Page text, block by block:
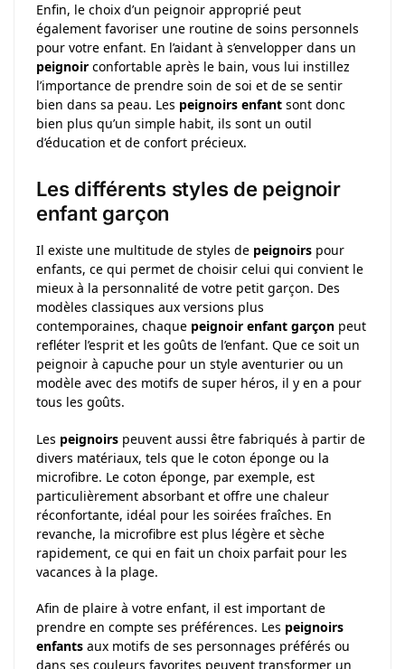
Enfin, le choix d’un peignoir approprié peut
également favoriser une routine de soins personnels
pour votre enfant. En l’aidant à s’envelopper dans un
peignoir confortable après le bain, vous lui instillez
l’importance de prendre soin de soi et de se sentir
bien dans sa peau. Les peignoirs enfant sont donc
bien plus qu’un simple habit, ils sont un outil
d’éducation et de confort précieux.
Les différents styles de peignoir
enfant garçon
Il existe une multitude de styles de peignoirs pour
enfants, ce qui permet de choisir celui qui convient le
mieux à la personnalité de votre petit garçon. Des
modèles classiques aux versions plus
contemporaines, chaque peignoir enfant garçon peut
refléter l’esprit et les goûts de l’enfant. Que ce soit un
peignoir à capuche pour un style aventurier ou un
modèle avec des motifs de super héros, il y en a pour
tous les goûts.
Les peignoirs peuvent aussi être fabriqués à partir de
divers matériaux, tels que le coton éponge ou la
microfibre. Le coton éponge, par exemple, est
particulièrement absorbant et offre une chaleur
réconfortante, idéal pour les soirées fraîches. En
revanche, la microfibre est plus légère et sèche
rapidement, ce qui en fait un choix parfait pour les
vacances à la plage.
Afin de plaire à votre enfant, il est important de
prendre en compte ses préférences. Les peignoirs
enfants aux motifs de ses personnages préférés ou
dans ses couleurs favorites peuvent transformer un